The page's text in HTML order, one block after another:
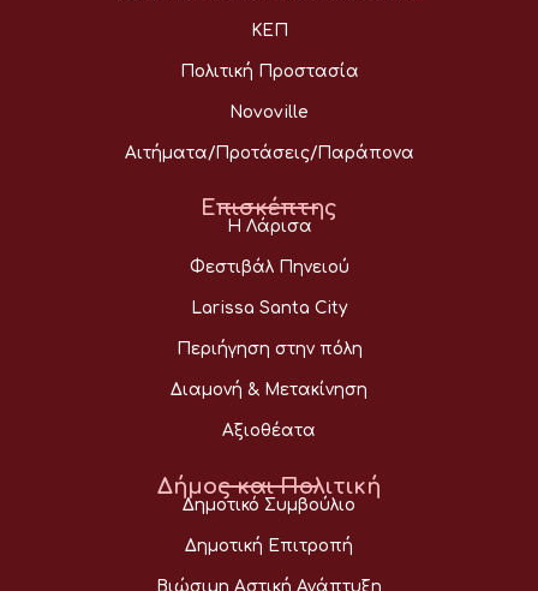
ΚΕΠ
Πολιτική Προστασία
Novoville
Αιτήματα/Προτάσεις/Παράπονα
Επισκέπτης
Η Λάρισα
Φεστιβάλ Πηνειού
Larissa Santa City
Περιήγηση στην πόλη
Διαμονή & Μετακίνηση
Αξιοθέατα
Δήμος και Πολιτική
Δημοτικό Συμβούλιο
Δημοτική Επιτροπή
Βιώσιμη Αστική Ανάπτυξη